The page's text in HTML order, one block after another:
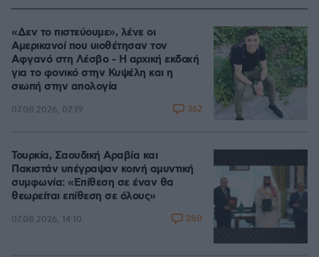
«Δεν το πιστεύουμε», λένε οι
Αμερικανοί που υιοθέτησαν τον
Αφγανό στη Λέσβο - Η αρχική εκδοχή
για το φονικό στην Κυψέλη και η
σιωπή στην απολογία
07.08.2026, 07:19 362
Τουρκία, Σαουδική Αραβία και
Πακιστάν υπέγραψαν κοινή αμυντική
συμφωνία: «Επίθεση σε έναν θα
θεωρείται επίθεση σε όλους»
07.08.2026, 14:10 280